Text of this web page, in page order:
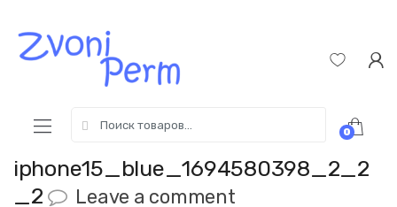
navigation
содержимому
for:
0
iphone15_blue_1694580398_2_2
_2
Leave a comment